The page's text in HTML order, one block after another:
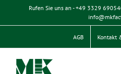
springen
Rufen Sie uns an - +49 3329
AGB Kontakt